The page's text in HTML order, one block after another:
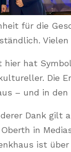
für die
Vielen
hier hat
Die
– und in
Dank gilt
in
ist